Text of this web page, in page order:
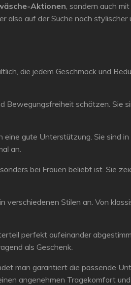
Aktionen , sondern auch
also auf der Suche nach stylischer
die jedem Geschmack und
Bewegungsfreiheit schätzen. Sie
gute Unterstützung. Sie sind
an.
bei Frauen beliebt ist. Sie
Stilen an. Von
perfekt aufeinander
als Geschenk.
man garantiert die passende
angenehmen Tragekomfort